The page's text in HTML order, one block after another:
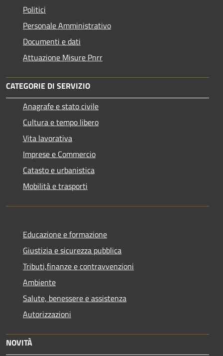
Politici
Personale Amministrativo
Documenti e dati
Attuazione Misure Pnrr
CATEGORIE DI SERVIZIO
Anagrafe e stato civile
Cultura e tempo libero
Vita lavorativa
Imprese e Commercio
Catasto e urbanistica
Mobilità e trasporti
Educazione e formazione
Giustizia e sicurezza pubblica
Tributi,finanze e contravvenzioni
Ambiente
Salute, benessere e assistenza
Autorizzazioni
NOVITÀ